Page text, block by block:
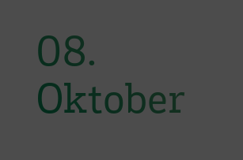
08.
Oktober